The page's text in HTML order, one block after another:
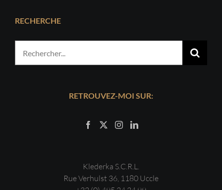
RECHERCHE
Rechercher:
RETROUVEZ-MOI SUR:
Klederka S.C.R.L.
Rue Verhulst 36, 1180 Uccle